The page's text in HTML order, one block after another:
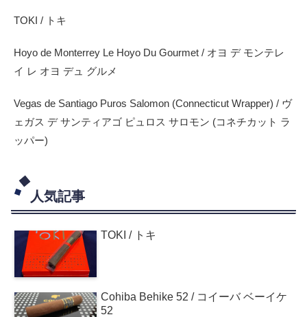
TOKI / トキ
Hoyo de Monterrey Le Hoyo Du Gourmet / オヨ デ モンテレ
イ レ オヨ デュ グルメ
Vegas de Santiago Puros Salomon (Connecticut Wrapper) / ヴ
ェガス デ サンティアゴ ピュロス サロモン (コネチカット ラ
ッパー)
人気記事
TOKI / トキ
Cohiba Behike 52 / コイーバ ベーイケ
52